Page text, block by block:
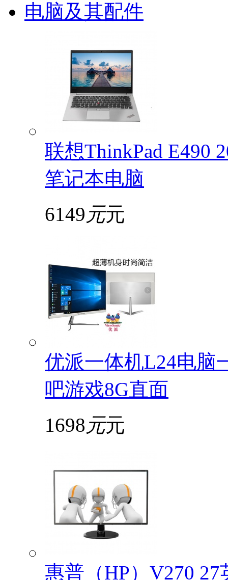
电脑及其配件
联想ThinkPad E490
笔记本电脑
6149 元元
优派一体机L24电脑
吧游戏8G直面
1698 元元
惠普（HP）V270